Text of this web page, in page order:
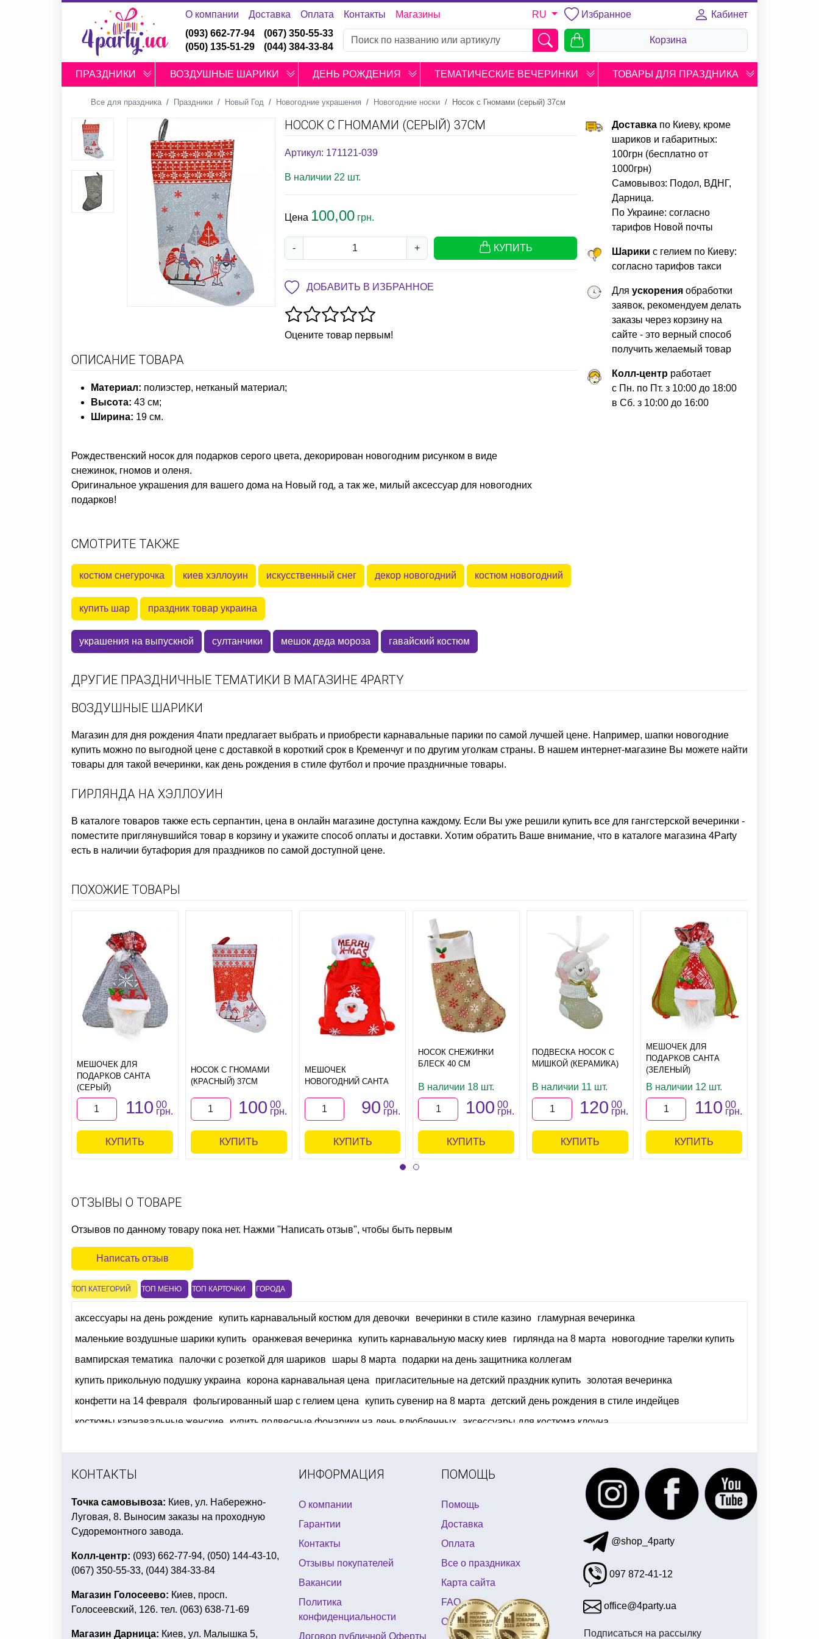
О компании Доставка Оплата Контакты Магазины RU Избранное
Кабинет
(093) 662-77-94
(050) 135-51-29
(067) 350-55-33
(044) 384-33-84
Корзина
ПРАЗДНИКИ ВОЗДУШНЫЕ ШАРИКИ ДЕНЬ РОЖДЕНИЯ ТЕМАТИЧЕСКИЕ ВЕЧЕРИНКИ ТОВАРЫ ДЛЯ ПРАЗДНИКА
Все для праздника Праздники Новый Год Новогодние украшения Новогодние носки Носок с Гномами (серый) 37см
НОСОК С ГНОМАМИ (СЕРЫЙ) 37СМ
Артикул: 171121-039
В наличии 22 шт.
Цена 100,00 грн.
- + КУПИТЬ
ДОБАВИТЬ В ИЗБРАННОЕ
Оцените товар первым!
ОПИСАНИЕ ТОВАРА
Материал: полиэстер, нетканый материал;
Высота: 43 см;
Ширина: 19 см.
Рождественский носок для подарков серого цвета, декорирован новогодним рисунком в виде
снежинок, гномов и оленя.
Оригинальное украшения для вашего дома на Новый год, а так же, милый аксессуар для новогодних
подарков!
СМОТРИТЕ ТАКЖЕ
костюм снегурочка киев хэллоуин искусственный снег декор новогодний костюм новогодний
купить шар праздник товар украина
украшения на выпускной султанчики мешок деда мороза гавайский костюм
Доставкапо Киеву, кроме
шариков и габаритных:
100грн (бесплатно от
1000грн)
Самовывоз: Подол, ВДНГ,
Дарница.
По Украине: согласно
тарифов Новой почты
Шарики с гелием по Киеву:
согласно тарифов такси
Для ускоренияобработки
заявок, рекомендуем делать
заказы через корзину на
сайте - это верный способ
получить желаемый товар
Колл-центрработает
с Пн. по Пт. з 10:00 до 18:00
в Сб. з 10:00 до 16:00
ДРУГИЕ ПРАЗДНИЧНЫЕ ТЕМАТИКИ В МАГАЗИНЕ 4PARTY
ВОЗДУШНЫЕ ШАРИКИ
Магазин для дня рождения 4пати предлагает выбрать и приобрести карнавальные парики по самой лучшей цене. Например, шапки новогодние
купить можно по выгодной цене с доставкой в короткий срок в Кременчуг и по другим уголкам страны. В нашем интернет-магазине Вы можете найти
товары для такой вечеринки, как день рождения в стиле футбол и прочие праздничные товары.
ГИРЛЯНДА НА ХЭЛЛОУИН
В каталоге товаров также есть серпантин, цена в онлайн магазине доступна каждому. Если Вы уже решили купить все для гангстерской вечеринки -
поместите приглянувшийся товар в корзину и укажите способ оплаты и доставки. Хотим обратить Ваше внимание, что в каталоге магазина 4Party
есть в наличии бутафория для праздников по самой доступной цене.
ПОХОЖИЕ ТОВАРЫ
МЕШОЧЕК ДЛЯ
ПОДАРКОВ САНТА
(СЕРЫЙ)
110 00
грн.
КУПИТЬ
НОСОК С ГНОМАМИ
(КРАСНЫЙ) 37СМ
100 00
грн.
КУПИТЬ
МЕШОЧЕК
НОВОГОДНИЙ САНТА
90 00
грн.
КУПИТЬ
НОСОК СНЕЖИНКИ
БЛЕСК 40 СМ
В наличии 18 шт.
100 00
грн.
КУПИТЬ
ПОДВЕСКА НОСОК С
МИШКОЙ (КЕРАМИКА)
В наличии 11 шт.
120 00
грн.
КУПИТЬ
МЕШОЧЕК ДЛЯ
ПОДАРКОВ САНТА
(ЗЕЛЕНЫЙ)
В наличии 12 шт.
110 00
грн.
КУПИТЬ
ОТЗЫВЫ О ТОВАРЕ
Отзывов по данному товару пока нет. Нажми "Написать отзыв", чтобы быть первым
Написать отзыв
ТОП КАТЕГОРИЙ ТОП МЕНЮ ТОП КАРТОЧКИ ГОРОДА
аксессуары на день рождение купить карнавальный костюм для девочки вечеринки в стиле казино
гламурная вечеринка
маленькие воздушные шарики купить оранжевая вечеринка купить карнавальную маску киев гирлянда на 8 марта
новогодние тарелки купить
вампирская тематика
палочки с розеткой для шариков шары 8 марта
подарки на день защитника коллегам
купить прикольную подушку украина
корона карнавальная цена пригласительные на детский праздник купить золотая вечеринка
конфетти на 14 февраля
фольгированный шар с гелием цена купить сувенир на 8 марта
детский день рождения в стиле индейцев
костюмы карнавальные женские купить подвесные фонарики на день влюбленных аксессуары для костюма клоуна
КОНТАКТЫ
Точка самовывоза: Киев, ул. Набережно-
Луговая, 8. Выносим заказы на проходную
Судоремонтного завода.
Колл-центр: (093) 662-77-94, (050) 144-43-10,
(067) 350-55-33, (044) 384-33-84
Магазин Голосеево: Киев, просп.
Голосеевский, 126. тел. (063) 638-71-69
Магазин Дарница: Киев, ул. Малышка 5,
ИНФОРМАЦИЯ
О компании
Гарантии
Контакты
Отзывы покупателей
Вакансии
Политика
конфиденциальности
Договор публичной Оферты
ПОМОЩЬ
Помощь
Доставка
Оплата
Все о праздниках
Карта сайта
FAQ
Отзывы
@shop_4party
097 872-41-12
office@4party.ua
Подписаться на рассылку